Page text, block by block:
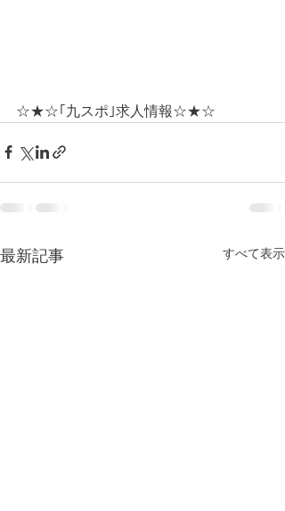
☆★☆｢九スポ｣求人情報☆★☆
最新記事 すべて表示